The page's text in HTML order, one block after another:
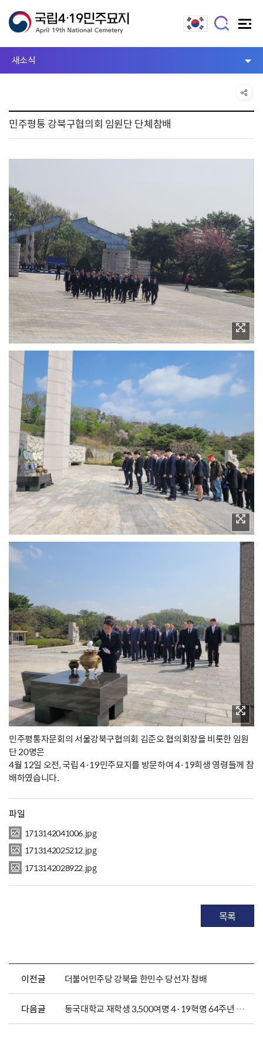
새소식
민주평통 강북구협의회 임원단 단체참배
민주평통자문회의 서울강북구협의회 김준오 협의회장을 비롯한 임원
단 20명은
4월 12일 오전, 국립 4·19민주묘지를 방문하여 4·19희생 영령들께 참
배하였습니다.
파일
1713142041006.jpg
1713142025212.jpg
1713142028922.jpg
목록
이전글 더불어민주당 강북을 한민수 당선자 참배
다음글 동국대학교 재학생 3,500여명 4·19혁명 64주년 참배